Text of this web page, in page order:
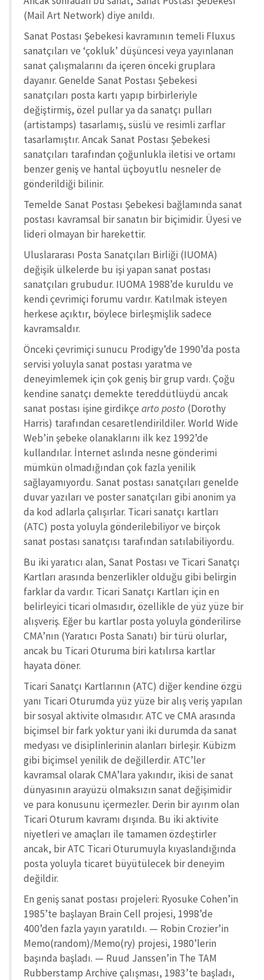
(Mail Art Network) diye anıldı.
Sanat Postası Şebekesi kavramının temeli Fluxus
sanatçıları ve ‘çokluk’ düşüncesi veya yayınlanan
sanat çalışmalarını da içeren önceki gruplara
dayanır. Genelde Sanat Postası Şebekesi
sanatçıları posta kartı yapıp birbirleriyle
değiştirmiş, özel pullar ya da sanatçı pulları
(artistamps) tasarlamış, süslü ve resimli zarflar
tasarlamıştır. Ancak Sanat Postası Şebekesi
sanatçıları tarafından çoğunlukla iletisi ve ortamı
benzer geniş ve hantal üçboyutlu nesneler de
gönderildiği bilinir.
Temelde Sanat Postası Şebekesi bağlamında sanat
postası kavramsal bir sanatın bir biçimidir. Üyesi ve
lideri olmayan bir harekettir.
Uluslararası Posta Sanatçıları Birliği (IUOMA)
değişik ülkelerde bu işi yapan sanat postası
sanatçıları grubudur. IUOMA 1988’de kuruldu ve
kendi çevrimiçi forumu vardır. Katılmak isteyen
herkese açıktır, böylece birleşmişlik sadece
kavramsaldır.
Önceki çevrimiçi sunucu Prodigy’de 1990’da posta
servisi yoluyla sanat postası yaratma ve
deneyimlemek için çok geniş bir grup vardı. Çoğu
kendine sanatçı demekte tereddütlüydü ancak
sanat postası işine girdikçe arto posto (Dorothy
Harris) tarafından cesaretlendirildiler. World Wide
Web’in şebeke olanaklarını ilk kez 1992’de
kullandılar. İnternet aslında nesne gönderimi
mümkün olmadığından çok fazla yenilik
sağlayamıyordu. Sanat postası sanatçıları genelde
duvar yazıları ve poster sanatçıları gibi anonim ya
da kod adlarla çalışırlar. Ticari sanatçı kartları
(ATC) posta yoluyla gönderilebiliyor ve birçok
sanat postası sanatçısı tarafından satılabiliyordu.
Bu iki yaratıcı alan, Sanat Postası ve Ticari Sanatçı
Kartları arasında benzerlikler olduğu gibi belirgin
farklar da vardır. Ticari Sanatçı Kartları için en
belirleyici ticari olmasıdır, özellikle de yüz yüze bir
alışveriş. Eğer bu kartlar posta yoluyla gönderilirse
CMA’nın (Yaratıcı Posta Sanatı) bir türü olurlar,
ancak bu Ticari Oturuma biri katılırsa kartlar
hayata döner.
Ticari Sanatçı Kartlarının (ATC) diğer kendine özgü
yanı Ticari Oturumda yüz yüze bir alış veriş yapılan
bir sosyal aktivite olmasıdır. ATC ve CMA arasında
biçimsel bir fark yoktur yani iki durumda da sanat
medyası ve disiplinlerinin alanları birleşir. Kübizm
gibi biçimsel yenilik de değillerdir. ATC’ler
kavramsal olarak CMA’lara yakındır, ikisi de sanat
dünyasının arayüzü olmaksızın sanat değişimidir
ve para konusunu içermezler. Derin bir ayırım olan
Ticari Oturum kavramı dışında. Bu iki aktivite
niyetleri ve amaçları ile tamamen özdeştirler
ancak, bir ATC Ticari Oturumuyla kıyaslandığında
posta yoluyla ticaret büyütülecek bir deneyim
değildir.
En geniş sanat postası projeleri: Ryosuke Cohen’in
1985’te başlayan Brain Cell projesi, 1998’de
400’den fazla yayın yaratıldı. — Robin Crozier’in
Memo(random)/Memo(ry) projesi, 1980’lerin
başında başladı. — Ruud Janssen’in The TAM
Rubberstamp Archive çalışması, 1983’te başladı,